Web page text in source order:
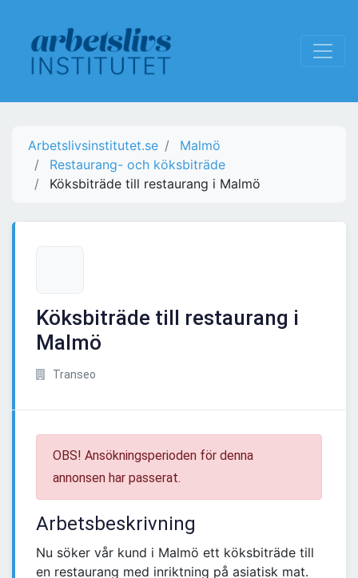
Arbetslivsinstitutet.se
Malmö
Restaurang- och köksbiträde
Köksbiträde till restaurang i Malmö
Köksbiträde till restaurang i
Malmö
Transeo
OBS! Ansökningsperioden för denna
annonsen har passerat.
Arbetsbeskrivning
Nu söker vår kund i Malmö ett köksbiträde till
en restaurang med inriktning på asiatisk mat.